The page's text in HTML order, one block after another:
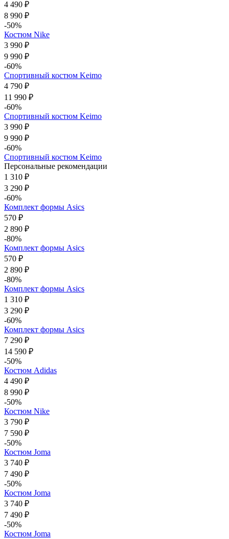
4 490 ₽
8 990 ₽
-50%
Костюм Nike
3 990 ₽
9 990 ₽
-60%
Спортивный костюм Keimo
4 790 ₽
11 990 ₽
-60%
Спортивный костюм Keimo
3 990 ₽
9 990 ₽
-60%
Спортивный костюм Keimo
Персональные рекомендации
1 310 ₽
3 290 ₽
-60%
Комплект формы Asics
570 ₽
2 890 ₽
-80%
Комплект формы Asics
570 ₽
2 890 ₽
-80%
Комплект формы Asics
1 310 ₽
3 290 ₽
-60%
Комплект формы Asics
7 290 ₽
14 590 ₽
-50%
Костюм Adidas
4 490 ₽
8 990 ₽
-50%
Костюм Nike
3 790 ₽
7 590 ₽
-50%
Костюм Joma
3 740 ₽
7 490 ₽
-50%
Костюм Joma
3 740 ₽
7 490 ₽
-50%
Костюм Joma